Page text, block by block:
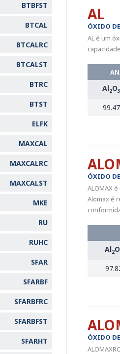
BTBFST
BTCAL
BTCALRC
BTCALST
BTRC
BTST
ELFK
MAXCAL
MAXCALRC
MAXCALST
MKE
RU
RUHC
SFAR
SFARBF
SFARBFRC
SFARBFST
SFARHT
AL
ÓXIDO
AL é um
Al2O3
99.47
ÓXIDO
ALOMAX
Alomax é
Al2O
ÓXIDO